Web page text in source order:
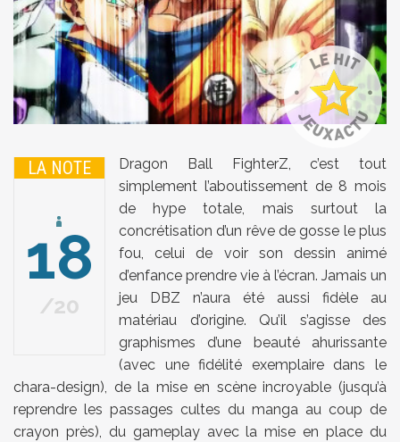
LA NOTE
18
20
Dragon Ball FighterZ, c’est tout
simplement l’aboutissement de 8 mois
de hype totale, mais surtout la
concrétisation d’un rêve de gosse le plus
fou, celui de voir son dessin animé
d’enfance prendre vie à l’écran. Jamais un
jeu DBZ n’aura été aussi fidèle au
matériau d’origine. Qu’il s’agisse des
graphismes d’une beauté ahurissante
(avec une fidélité exemplaire dans le
chara-design), de la mise en scène incroyable (jusqu’à
reprendre les passages cultes du manga au coup de
crayon près), du gameplay avec la mise en place du